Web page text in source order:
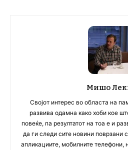
Мишо
Својот интерес во областа на
развива одамна како хоби кое
повеќе, па резултатот на тоа е и
да ги следи сите новини поврзани
апликациите, мобилните телефони,